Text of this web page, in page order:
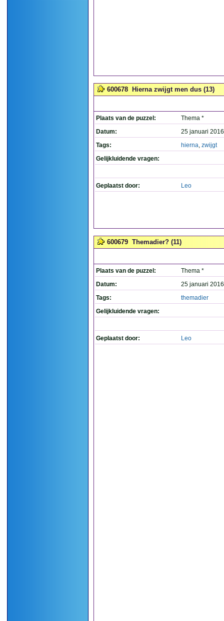
600678 Hierna zwijgt men dus (13)
Plaats van de puzzel:
Thema *
Datum:
25 januari
Tags:
hierna, zwijgt
Gelijkluidende vragen:
Geplaatst door: Leo
600679 Themadier? (11)
Plaats van de puzzel:
Thema *
Datum:
25 januari
Tags:
themadier
Gelijkluidende vragen:
Geplaatst door: Leo